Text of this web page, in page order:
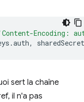
Encoding:
.auth, sharedSecret
sert la chaîne
il n'a pas